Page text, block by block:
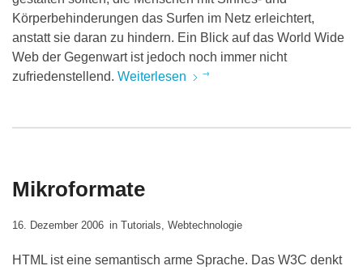
Körperbehinderungen das Surfen im Netz erleichtert,
anstatt sie daran zu hindern. Ein Blick auf das World Wide
Web der Gegenwart ist jedoch noch immer nicht
zufriedenstellend. Weiterlesen
Mikroformate
16. Dezember 2006 in Tutorials, Webtechnologie
HTML ist eine semantisch arme Sprache. Das W3C denkt